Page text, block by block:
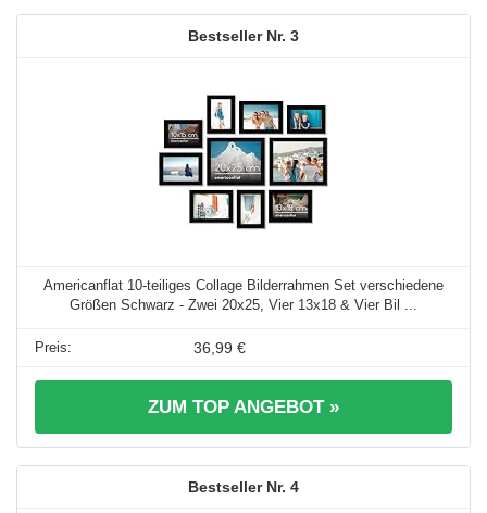
3
Americanflat 10-teiliges Collage Bilderrahmen Set verschiedene
Größen Schwarz - Zwei 20x25, Vier 13x18 & Vier Bil ...
36,99 €
ZUM TOP ANGEBOT »
4